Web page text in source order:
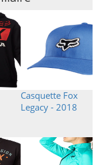
Casquette Fox
Legacy - 2018